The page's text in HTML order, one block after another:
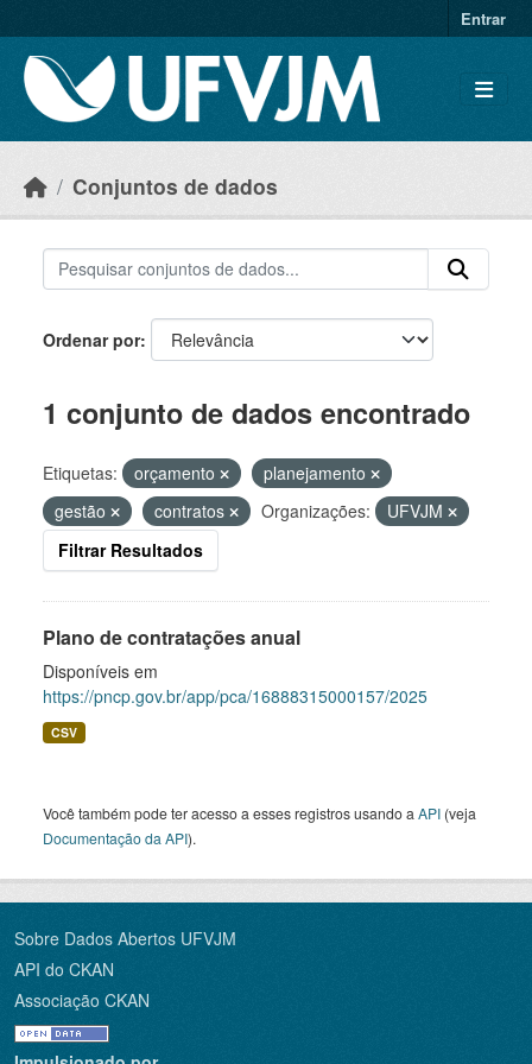
Entrar
Conjuntos de dados
Ordenar por
1 conjunto de dados encontrado
Etiquetas: orçamento
planejamento
gestão
contratos Organizações:
UFVJM
Filtrar Resultados
Plano de contratações anual
Disponíveis em
https://pncp.gov.br/app/pca/16888315000157/2025
CSV
Você também pode ter acesso a esses registros usando a API (veja
Documentação da API).
Sobre Dados Abertos UFVJM
API do CKAN
Associação CKAN